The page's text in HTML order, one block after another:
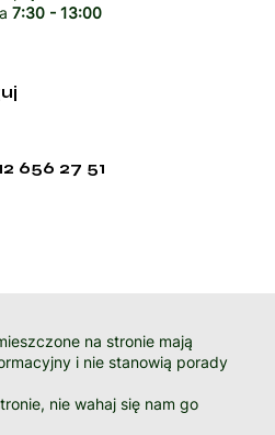
7:30 - 13:00
656 27 51
na stronie mają
i nie stanowią porady
nie wahaj się nam go